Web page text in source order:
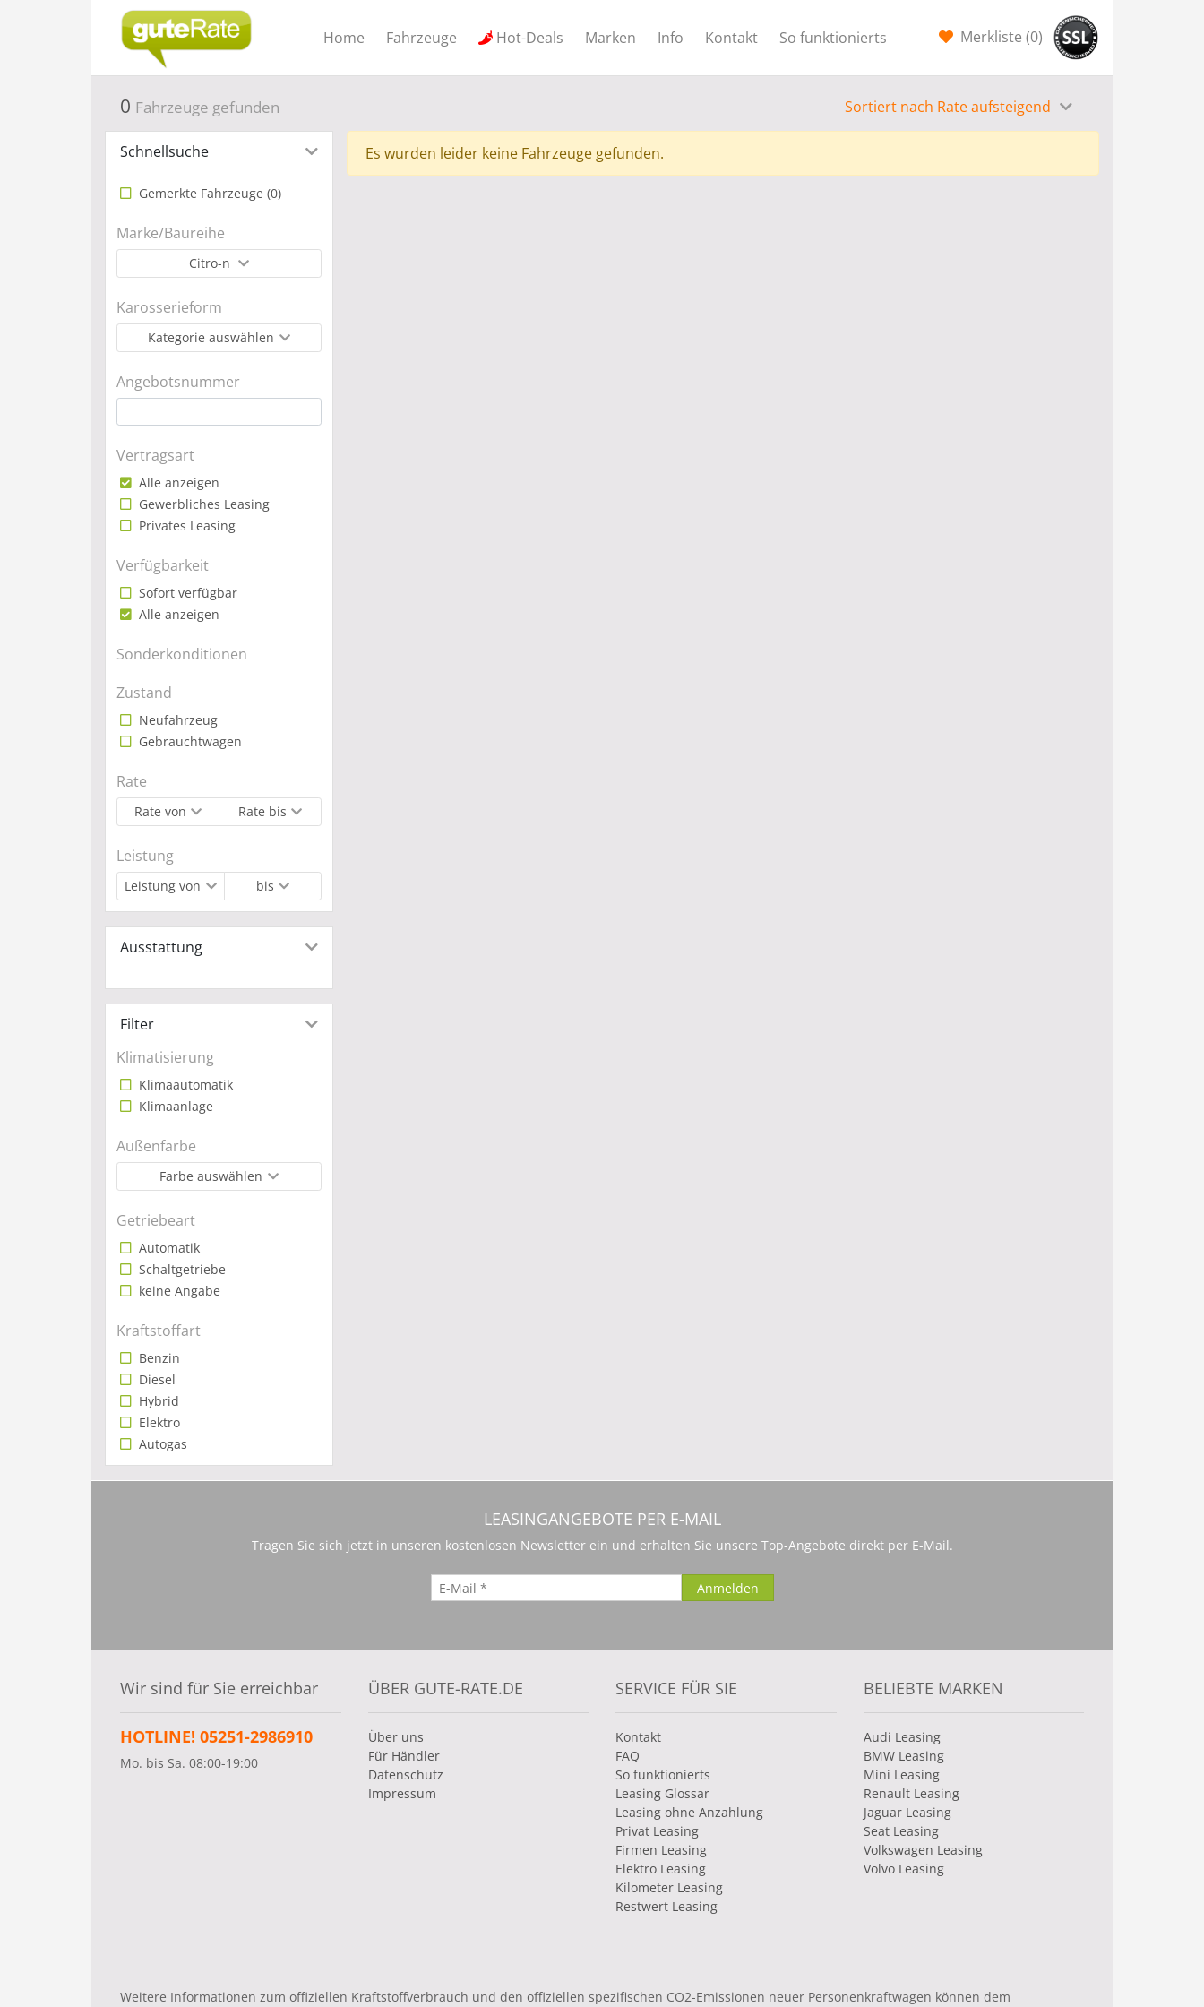
Home Fahrzeuge Hot-Deals Marken Info Kontakt So funktionierts Merkliste (0)
0 Fahrzeuge gefunden Sortiert nach Rate aufsteigend
Schnellsuche
Gemerkte Fahrzeuge (0)
Marke/Baureihe
Citro-n
Karosserieform
Kategorie auswählen
Angebotsnummer
Vertragsart
Alle anzeigen
Gewerbliches Leasing
Privates Leasing
Verfügbarkeit
Sofort verfügbar
Alle anzeigen
Sonderkonditionen
Zustand
Neufahrzeug
Gebrauchtwagen
Rate
Rate von Rate bis
Leistung
Leistung von bis
Ausstattung
Filter
Klimatisierung
Klimaautomatik
Klimaanlage
Außenfarbe
Farbe auswählen
Getriebeart
Automatik
Schaltgetriebe
keine Angabe
Kraftstoffart
Benzin
Diesel
Hybrid
Elektro
Autogas
Es wurden leider keine Fahrzeuge gefunden.
LEASINGANGEBOTE PER E-MAIL
Tragen Sie sich jetzt in unseren kostenlosen Newsletter ein und erhalten Sie unsere Top-Angebote direkt per E-Mail.
Wir sind für Sie erreichbar
HOTLINE! 05251-2986910
Mo. bis Sa. 08:00-19:00
ÜBER GUTE-RATE.DE
Über uns
Für Händler
Datenschutz
Impressum
SERVICE FÜR SIE
Kontakt
FAQ
So funktionierts
Leasing Glossar
Leasing ohne Anzahlung
Privat Leasing
Firmen Leasing
Elektro Leasing
Kilometer Leasing
Restwert Leasing
BELIEBTE MARKEN
Audi Leasing
BMW Leasing
Mini Leasing
Renault Leasing
Jaguar Leasing
Seat Leasing
Volkswagen Leasing
Volvo Leasing
Weitere Informationen zum offiziellen Kraftstoffverbrauch und den offiziellen spezifischen CO2-Emissionen neuer Personenkraftwagen können dem